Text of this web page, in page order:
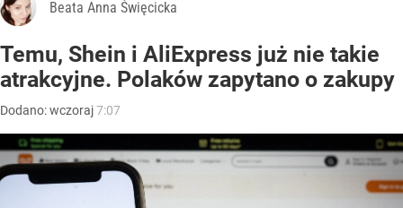
Beata Anna Święcicka
Temu, Shein i AliExpress już nie takie
atrakcyjne. Polaków zapytano o zakupy
Dodano:wczoraj7:07